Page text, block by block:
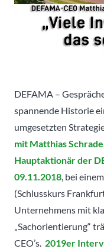
DEFAMA –
spannende Historie
umgesetzten
mit Matthias
Hauptaktionär der
09.11.2018 , bei
(Schlusskurs
Unternehmens mit
„Sachorientierung“
CEO’s. 2019er